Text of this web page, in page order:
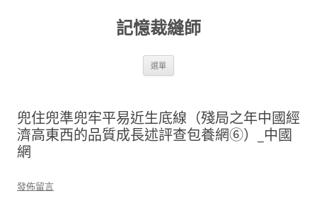
記憶裁縫師
選單
兜住兜準兜牢平易近生底線（殘局之年中國經
濟高東西的品質成長述評查包養網⑥）_中國
網
發佈留言